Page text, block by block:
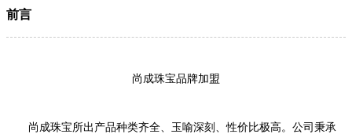
前言
尚成珠宝品牌加盟
尚成珠宝所出产品种类齐全、玉喻深刻、性价比极高。公司秉承